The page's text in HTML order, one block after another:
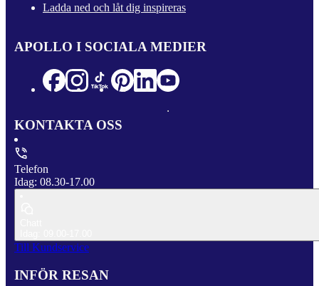
Ladda ned och låt dig inspireras
APOLLO I SOCIALA MEDIER
KONTAKTA OSS
Telefon
Idag: 08.30-17.00
Till Kundservice
INFÖR RESAN